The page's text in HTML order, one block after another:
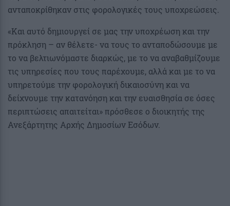
ανταποκρίθηκαν στις φορολογικές τους υποχρεώσεις.
«Και αυτό δημιουργεί σε μας την υποχρέωση και την
πρόκληση – αν θέλετε- να τους το ανταποδώσουμε με
το να βελτιωνόμαστε διαρκώς, με το να αναβαθμίζουμε
τις υπηρεσίες που τους παρέχουμε, αλλά και με το να
υπηρετούμε την φορολογική δικαιοσύνη και να
δείχνουμε την κατανόηση και την ευαισθησία σε όσες
περιπτώσεις απαιτείται» πρόσθεσε ο διοικητής της
Ανεξάρτητης Αρχής Δημοσίων Εσόδων.